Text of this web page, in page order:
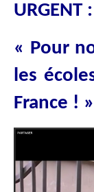
URGENT
« Pour
les
France ! »